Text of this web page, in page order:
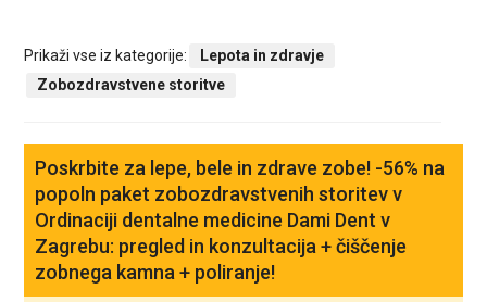
Prikaži vse iz kategorije:
Lepota in zdravje
Zobozdravstvene storitve
Poskrbite za lepe, bele in zdrave zobe! -56% na
popoln paket zobozdravstvenih storitev v
Ordinaciji dentalne medicine Dami Dent v
Zagrebu: pregled in konzultacija + čiščenje
zobnega kamna + poliranje!